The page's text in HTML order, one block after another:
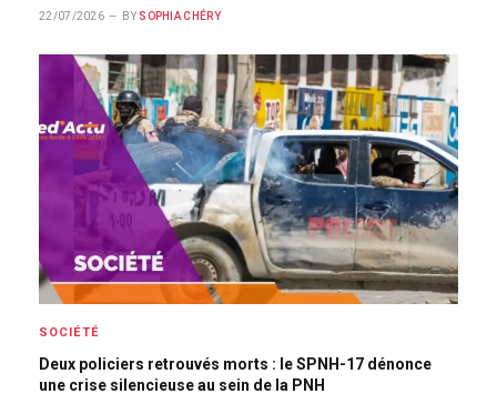
22/07/2026 BY SOPHIA CHÉRY
SOCIÉTÉ
Deux policiers retrouvés morts : le SPNH-17 dénonce
une crise silencieuse au sein de la PNH